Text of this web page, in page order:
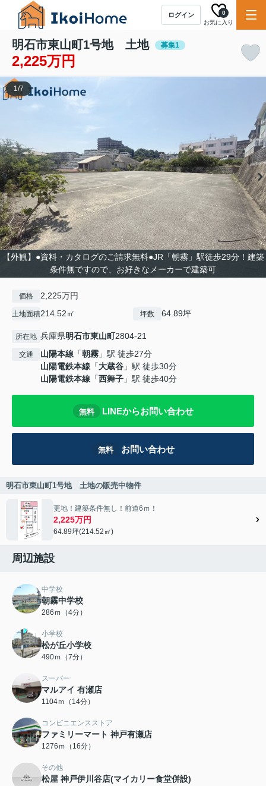
ログイン
お気に入り
0
明石市東山町1号地 土地 募集1
2,225万円
【外観】●資料・カタログのご請求無料●JR「朝霧」駅徒歩29分！建築
条件無ですので、お好きなメーカーで建築可
1/7
価格 2,225万円
土地面積214.52㎡ 坪数 64.89坪
所在地 兵庫県明石市東山町2804-21
交通 山陽本線 「朝霧 」駅 徒歩27分
山陽電鉄本線 「大蔵谷 」駅 徒歩30分
山陽電鉄本線 「西舞子 」駅 徒歩40分
無料 LINEからお問い合わせ
無料 お問い合わせ
明石市東山町1号地 土地の販売中物件
更地！建築条件無し！前道6ｍ！
2,225万円
64.89坪(214.52㎡)
周辺施設
中学校
朝霧中学校
286ｍ（4分）
小学校
松が丘小学校
490ｍ（7分）
スーパー
マルアイ 有瀬店
1104ｍ（14分）
コンビニエンスストア
ファミリーマート 神戸有瀬店
1276ｍ（16分）
その他
松屋 神戸伊川谷店(マイカリー食堂併設)